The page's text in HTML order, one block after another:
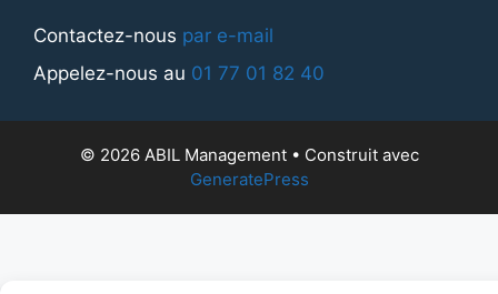
Contactez-nous par e-mail
Appelez-nous au 01 77 01 82 40
© 2026 ABIL Management• Construit avec
GeneratePress